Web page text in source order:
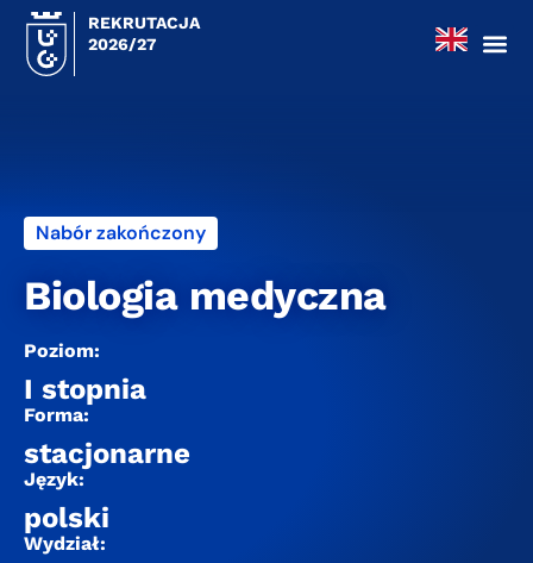
REKRUTACJA
2026/27
Nabór zakończony
Biologia medyczna
Poziom:
I stopnia
Forma:
stacjonarne
Język:
polski
Wydział: